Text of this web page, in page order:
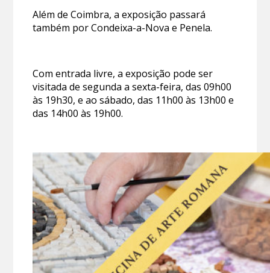
Além de Coimbra, a exposição passará
também por Condeixa-a-Nova e Penela.
Com entrada livre, a exposição pode ser
visitada de segunda a sexta-feira, das 09h00
às 19h30, e ao sábado, das 11h00 às 13h00 e
das 14h00 às 19h00.